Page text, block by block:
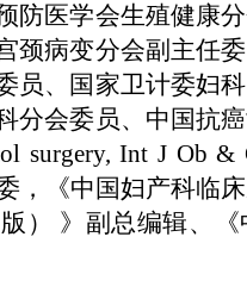
防医学会生殖健康
颈病变分会副主任
员、国家卫计委妇
分会委员、中国抗
surgery, Int J Ob &
，《中国妇产科临
） 》副总编辑、